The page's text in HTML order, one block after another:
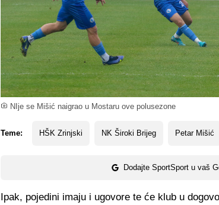
NIje se Mišić naigrao u Mostaru ove polusezone
Teme: HŠK Zrinjski NK Široki Brijeg Petar Mišić
Dodajte SportSport u vaš
Ipak, pojedini imaju i ugovore te će klub u